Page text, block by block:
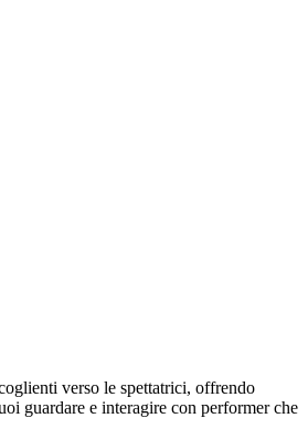
verso le spettatrici, offrendo
guardare e interagire con performer che